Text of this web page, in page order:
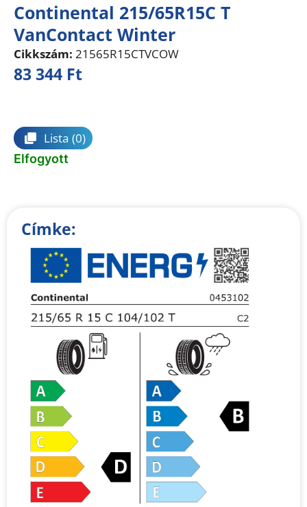
Continental 215/65R15C T
VanContact Winter
Cikkszám: 21565R15CTVCOW
83 344 Ft
Lista (0)
Elfogyott
Címke: